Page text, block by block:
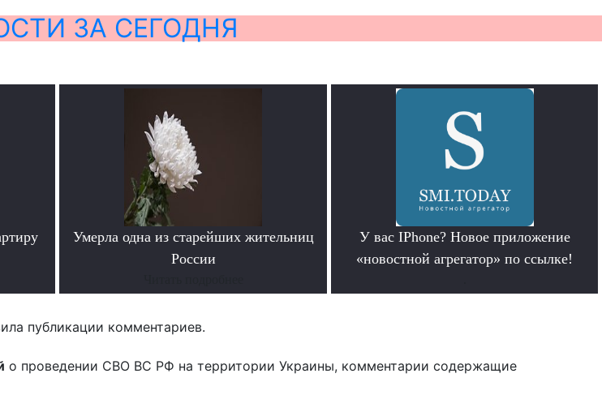
ЗА СЕГОДНЯ
Умерла одна из старейших жительниц
России
У вас IPhone? Новое приложение
«новостной агрегатор» по ссылке!
публикации комментариев.
о проведении СВО ВС РФ на территории Украины, комментарии содержащие